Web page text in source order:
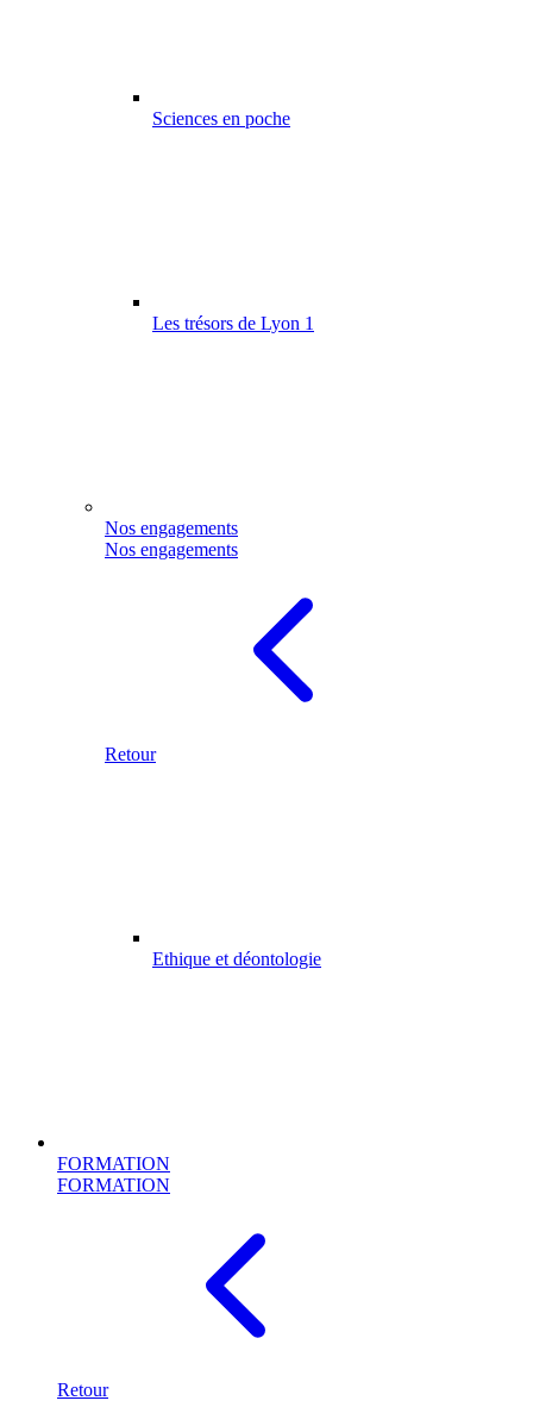
Sciences en poche
Les trésors de Lyon 1
Nos engagements
Nos engagements
Retour
Ethique et déontologie
FORMATION
FORMATION
Retour